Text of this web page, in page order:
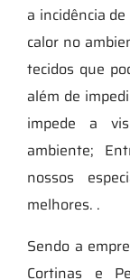
a incidência
calor no
tecidos que
além de
impede a
ambiente;
nossos
melhores. .
Sendo a
Cortinas e